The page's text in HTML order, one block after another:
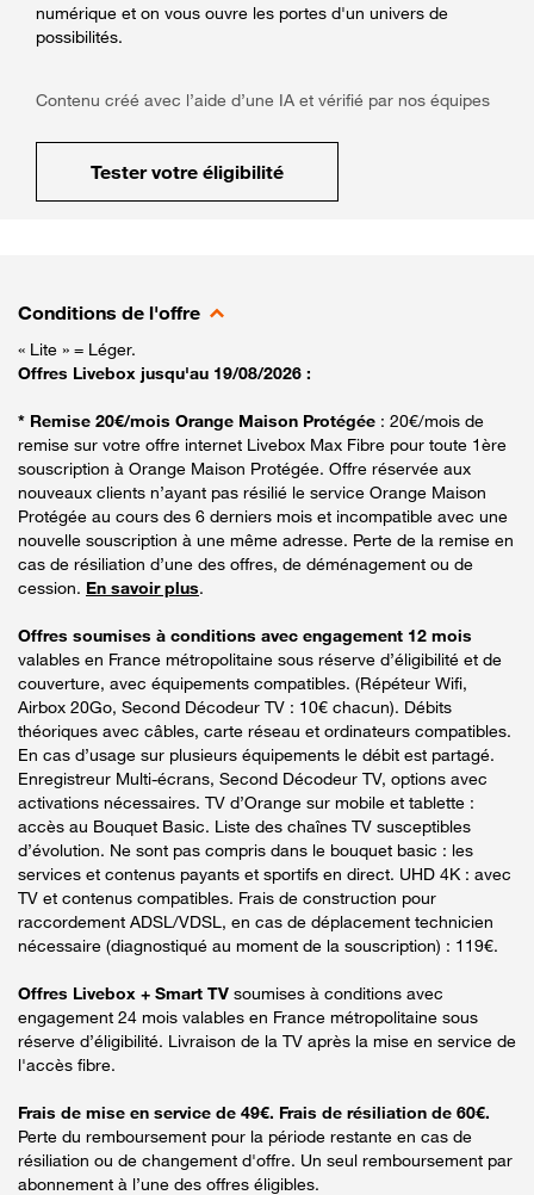
numérique et on vous ouvre les portes d'un univers de
possibilités.
Contenu créé avec l’aide d’une IA et vérifié par nos équipes
Tester votre éligibilité
Conditions de l'offre
« Lite » = Léger.
Offres Livebox jusqu'au 19/08/2026 :
* Remise 20€/mois Orange Maison Protégée : 20€/mois de
remise sur votre offre internet Livebox Max Fibre pour toute 1ère
souscription à Orange Maison Protégée. Offre réservée aux
nouveaux clients n’ayant pas résilié le service Orange Maison
Protégée au cours des 6 derniers mois et incompatible avec une
nouvelle souscription à une même adresse. Perte de la remise en
cas de résiliation d’une des offres, de déménagement ou de
cession. En savoir plus.
Offres soumises à conditions avec engagement 12 mois
valables en France métropolitaine sous réserve d’éligibilité et de
couverture, avec équipements compatibles. (Répéteur Wifi,
Airbox 20Go, Second Décodeur TV : 10€ chacun). Débits
théoriques avec câbles, carte réseau et ordinateurs compatibles.
En cas d’usage sur plusieurs équipements le débit est partagé.
Enregistreur Multi-écrans, Second Décodeur TV, options avec
activations nécessaires. TV d’Orange sur mobile et tablette :
accès au Bouquet Basic. Liste des chaînes TV susceptibles
d’évolution. Ne sont pas compris dans le bouquet basic : les
services et contenus payants et sportifs en direct. UHD 4K : avec
TV et contenus compatibles. Frais de construction pour
raccordement ADSL/VDSL, en cas de déplacement technicien
nécessaire (diagnostiqué au moment de la souscription) : 119€.
Offres Livebox + Smart TV soumises à conditions avec
engagement 24 mois valables en France métropolitaine sous
réserve d’éligibilité. Livraison de la TV après la mise en service de
l'accès fibre.
Frais de mise en service de 49€. Frais de résiliation de 60€.
Perte du remboursement pour la période restante en cas de
résiliation ou de changement d'offre. Un seul remboursement par
abonnement à l’une des offres éligibles.